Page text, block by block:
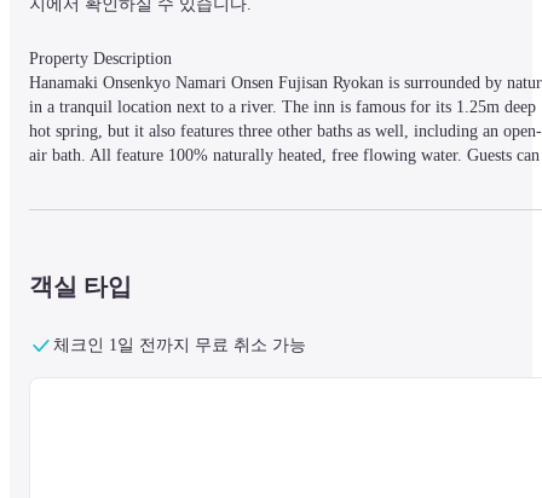
지에서 확인하실 수 있습니다.
Property Description
Hanamaki Onsenkyo Namari Onsen Fujisan Ryokan is surrounded by
in a tranquil location next to a river. The inn is famous for its 1.25m deep
hot spring, but it also features three other baths as well, including an open-
air bath. All feature 100% naturally heated, free flowing water. Guests can
40-minutes by free shuttle bus from Shin-Hanamaki station and 30-
from Hanamaki Station. 20-minutes by car from Hanamaki Minami
객실 타입
체크인 1일 전까지 무료 취소 가능